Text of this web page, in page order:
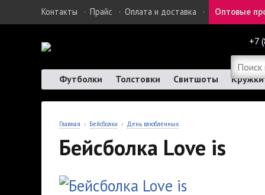
Контакты · Прайс · Оплата и доставка · Оптовые
+7
Футболки Толстовки Свитшоты Кружки
Главная › Бейсболки › День влюбленных
Бейсболка Love is